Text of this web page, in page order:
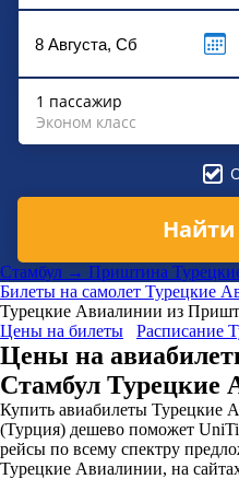
1 пассажир
Эконом класс
Стамбул → Приштина
Билеты на самолет Турецкие
Турецкие Авиалинии из
Цены на билеты
Расписание
Цены на
Стамбул Турецкие
Купить авиабилеты Турецкие
(Турция) дешево поможет
рейсы по всему спектру
Турецкие Авиалинии, на